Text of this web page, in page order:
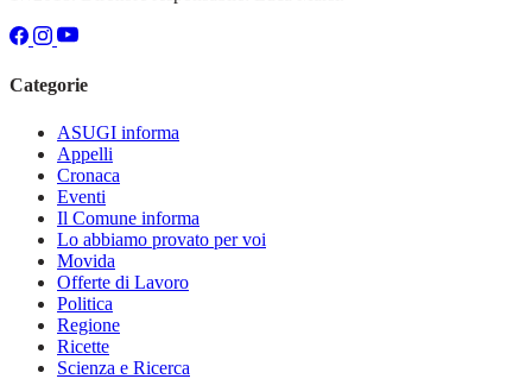
Categorie
ASUGI informa
Appelli
Cronaca
Eventi
Il Comune informa
Lo abbiamo provato per voi
Movida
Offerte di Lavoro
Politica
Regione
Ricette
Scienza e Ricerca